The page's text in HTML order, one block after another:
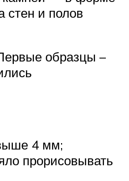
стен и полов
образцы –
4 мм;
прорисовывать